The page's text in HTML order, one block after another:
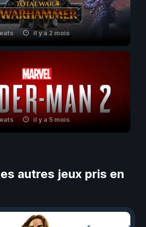
il y a 2 mois
il y a 5 mois
autres jeux pris en